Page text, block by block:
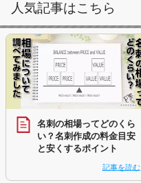
人気記事はこちら
名刺の相場ってどのくら
い？名刺作成の料金目安
と安くするポイント
記事を読む